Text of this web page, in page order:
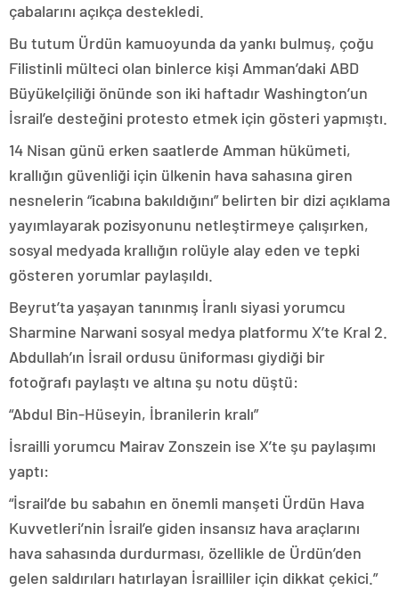
çabalarını açıkça destekledi.
Bu tutum Ürdün kamuoyunda da yankı bulmuş, çoğu
Filistinli mülteci olan binlerce kişi Amman’daki ABD
Büyükelçiliği önünde son iki haftadır Washington’un
İsrail’e desteğini protesto etmek için gösteri yapmıştı.
14 Nisan günü erken saatlerde Amman hükümeti,
krallığın güvenliği için ülkenin hava sahasına giren
nesnelerin “icabına bakıldığını” belirten bir dizi açıklama
yayımlayarak pozisyonunu netleştirmeye çalışırken,
sosyal medyada krallığın rolüyle alay eden ve tepki
gösteren yorumlar paylaşıldı.
Beyrut’ta yaşayan tanınmış İranlı siyasi yorumcu
Sharmine Narwani sosyal medya platformu X’te Kral 2.
Abdullah’ın İsrail ordusu üniforması giydiği bir
fotoğrafı paylaştı ve altına şu notu düştü:
“Abdul Bin-Hüseyin, İbranilerin kralı”
İsrailli yorumcu Mairav Zonszein ise X’te şu paylaşımı
yaptı:
“İsrail’de bu sabahın en önemli manşeti Ürdün Hava
Kuvvetleri’nin İsrail’e giden insansız hava araçlarını
hava sahasında durdurması, özellikle de Ürdün’den
gelen saldırıları hatırlayan İsrailliler için dikkat çekici.”